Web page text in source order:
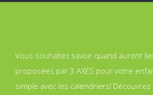
Vous souhaitez savoir quand auront
proposées par 3 AXES pour votre
simple avec les calendriers!